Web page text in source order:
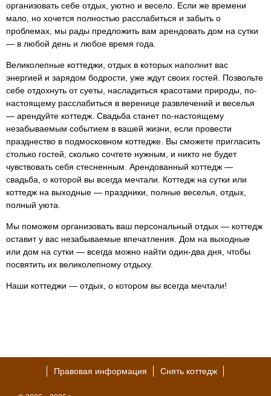
организовать себе отдых, уютно и весело. Если же времени
мало, но хочется полностью расслабиться и забыть о
проблемах, мы рады предложить вам арендовать дом на сутки
— в любой день и любое время года.
Великолепные коттеджи, отдых в которых наполнит вас
энергией и зарядом бодрости, уже ждут своих гостей. Позвольте
себе отдохнуть от суеты, насладиться красотами природы, по-
настоящему расслабиться в веренице развлечений и веселья
— арендуйте коттедж. Свадьба станет по-настоящему
незабываемым событием в вашей жизни, если провести
празднество в подмосковном коттедже. Вы сможете пригласить
столько гостей, сколько сочтете нужным, и никто не будет
чувствовать себя стесненным. Арендованный коттедж —
свадьба, о которой вы всегда мечтали. Коттедж на сутки или
коттедж на выходные — праздники, полные веселья, отдых,
полный уюта.
Мы поможем организовать ваш персональный отдых — коттедж
оставит у вас незабываемые впечатления. Дом на выходные
или дом на сутки — всегда можно найти один-два дня, чтобы
посвятить их великолепному отдыху.
Наши коттеджи — отдых, о котором вы всегда мечтали!
Правовая информация Снять коттедж